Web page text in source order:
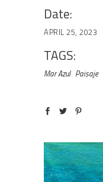
Date:
APRIL 25, 2023
TAGS:
Mar Azul Paisaje